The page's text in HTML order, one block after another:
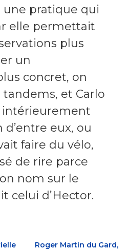
une pratique qui
elle permettait
plus
un
concret, on
et Carlo
intérieurement
d’entre eux, ou
faire du vélo,
de rire parce
nom sur le
celui d’Hector.
Roger Martin du Gard,